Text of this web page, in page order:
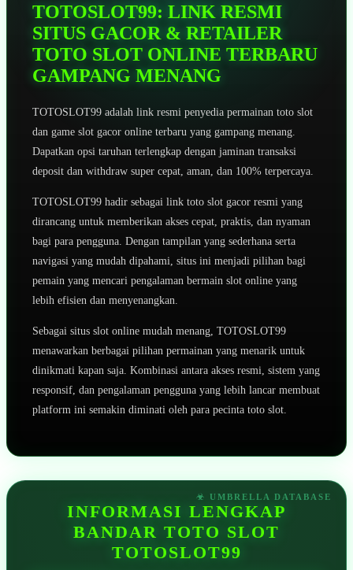
TOTOSLOT99: LINK RESMI
SITUS GACOR & RETAILER
TOTO SLOT ONLINE TERBARU
GAMPANG MENANG
TOTOSLOT99 adalah link resmi penyedia permainan toto slot
dan game slot gacor online terbaru yang gampang menang.
Dapatkan opsi taruhan terlengkap dengan jaminan transaksi
deposit dan withdraw super cepat, aman, dan 100% terpercaya.
TOTOSLOT99 hadir sebagai link toto slot gacor resmi yang
dirancang untuk memberikan akses cepat, praktis, dan nyaman
bagi para pengguna. Dengan tampilan yang sederhana serta
navigasi yang mudah dipahami, situs ini menjadi pilihan bagi
pemain yang mencari pengalaman bermain slot online yang
lebih efisien dan menyenangkan.
Sebagai situs slot online mudah menang, TOTOSLOT99
menawarkan berbagai pilihan permainan yang menarik untuk
dinikmati kapan saja. Kombinasi antara akses resmi, sistem yang
responsif, dan pengalaman pengguna yang lebih lancar membuat
platform ini semakin diminati oleh para pecinta toto slot.
INFORMASI LENGKAP
BANDAR TOTO SLOT
TOTOSLOT99